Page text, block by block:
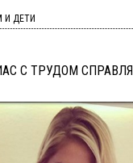
С ТРУДОМ
И ДЕТИ